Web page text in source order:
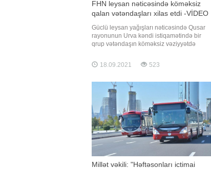
FHN leysan nəticəsində köməksiz
qalan vətəndaşları xilas etdi -VİDEO
Güclü leysan yağışları nəticəsində Qusar
rayonunun Urva kəndi istiqamətində bir
qrup vətəndaşın köməksiz vəziyyətdə
Nazirliyinin "112" qaynar telefon xəttinə
məlumat daxil olub. -ın Fövqəladə Hallar
xəbərinə görə
18.09.2021 523
Millət vəkili: "Həftəsonları ictimai